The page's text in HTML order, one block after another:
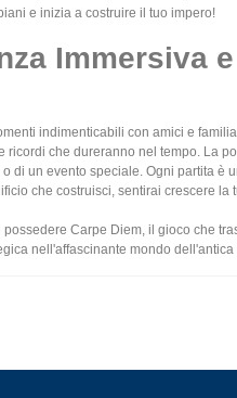
e inizia a costruire il tuo impero!
Immersiva
indimenticabili con amici e
ricordi che dureranno nel tempo. La
di un evento speciale. Ogni partita
che costruisci, sentirai crescere
Carpe Diem, il gioco che
nell'affascinante mondo dell'antica